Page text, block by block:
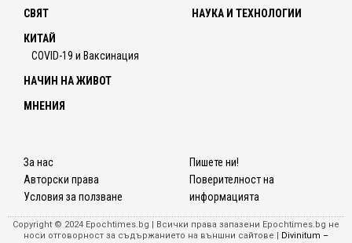
–
СВЯТ
КИТАЙ
COVID-19 и Ваксинация
НАУКА И ТЕХНОЛОГИИ
НАЧИН НА ЖИВОТ
МНЕНИЯ
За нас
Авторски права
Условия за ползване
Пишете ни!
Поверителност на
информацията
Copyright © 2024 Epochtimes.bg | Всички права запазени Epochtimes.bg не
носи отговорност за съдържанието на външни сайтове | Divinitum –